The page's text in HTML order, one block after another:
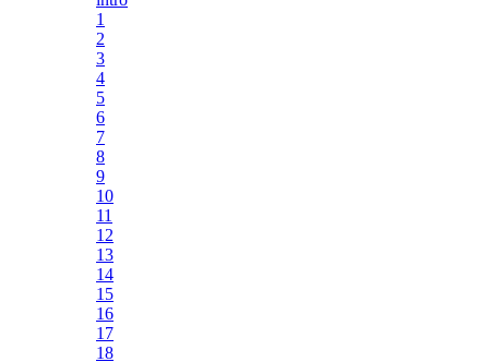
1
2
3
4
5
6
7
8
9
10
11
12
13
14
15
16
17
18